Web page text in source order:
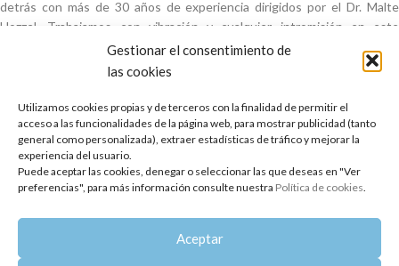
Gestionar el consentimiento de
las cookies
Utilizamos cookies propias y de terceros con la finalidad de permitir el
acceso a las funcionalidades de la página web, para mostrar publicidad (tanto
general como personalizada), extraer estadísticas de tráfico y mejorar la
experiencia del usuario.
Puede aceptar las cookies, denegar o seleccionar las que deseas en "Ver
preferencias", para más información consulte nuestra Política de cookies.
Aceptar
detrás con más de 30 años de experiencia dirigidos por el Dr. Malte
Hozzel. Trabajamos con vibración y cualquier intromisión en este
proceso modifica el resultado terapéutico final. Conoce más acerca de
nuestro compromiso con la calidad, garantías y avales
Aceites esencialesAromaterapia